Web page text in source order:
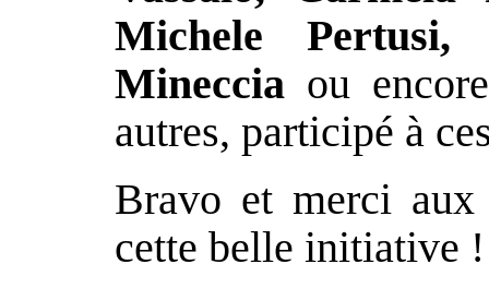
Michele
Mineccia ou
autres, participé à
Bravo et merci aux
cette belle initiative !